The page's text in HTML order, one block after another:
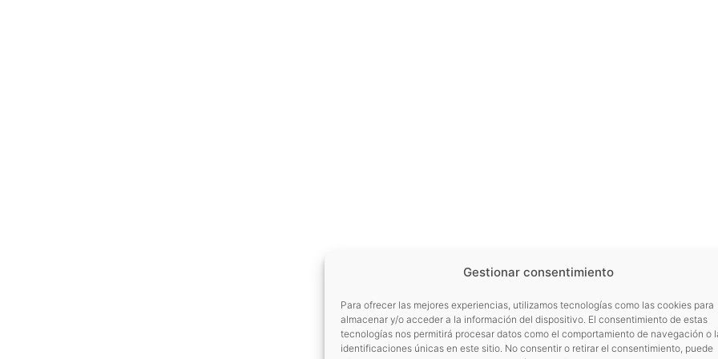
Gestionar consentimiento
Para ofrecer las mejores experiencias, utilizamos tecnologías como las cookies para
almacenar y/o acceder a la información del dispositivo. El consentimiento de estas
tecnologías nos permitirá procesar datos como el comportamiento de navegación o
identificaciones únicas en este sitio. No consentir o retirar el consentimiento, puede